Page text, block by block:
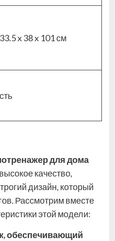
x 38 x 101 см
для дома
качество,
дизайн, который
Рассмотрим вместе
этой модели:
обеспечивающий